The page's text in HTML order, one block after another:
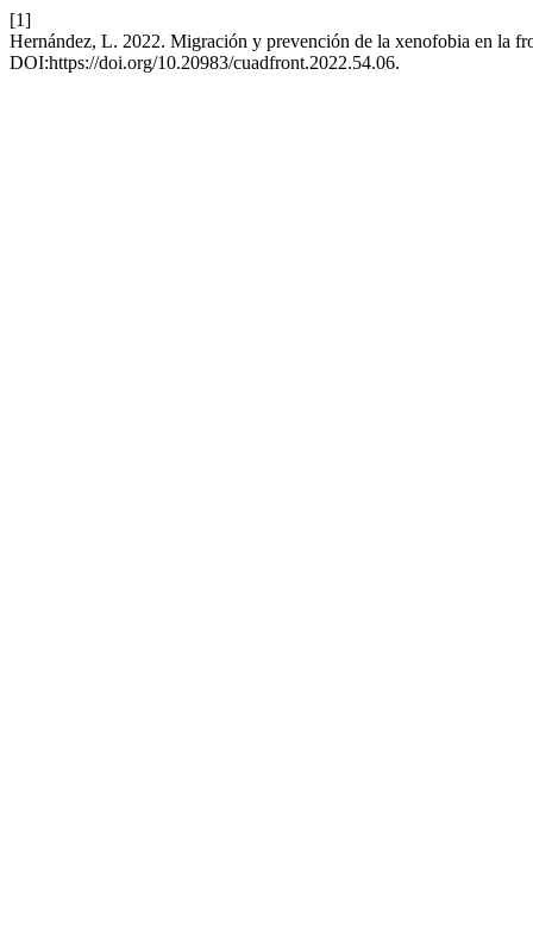
[1]
Hernández, L. 2022. Migración y prevención de la xenofobia en la
DOI:https://doi.org/10.20983/cuadfront.2022.54.06.